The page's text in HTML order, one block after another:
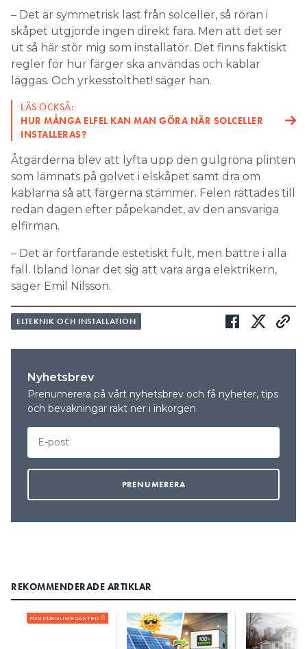
– Det är symmetrisk last från solceller, så röran i
skåpet utgjorde ingen direkt fara. Men att det ser
ut så här stör mig som installatör. Det finns faktiskt
regler för hur färger ska användas och kablar
läggas. Och yrkesstolthet! säger han.
LÄS OCKSÅ:
HUR MÅNGA ELFEL KAN MAN GÖRA NÄR SOLCELLER
INSTALLERAS?
Åtgärderna blev att lyfta upp den gulgröna plinten
som lämnats på golvet i elskåpet samt dra om
kablarna så att färgerna stämmer. Felen rättades till
redan dagen efter påpekandet, av den ansvariga
elfirman.
– Det är fortfarande estetiskt fult, men bättre i alla
fall. Ibland lönar det sig att vara arga elektrikern,
säger Emil Nilsson.
ELTEKNIK OCH INSTALLATION
Nyhetsbrev
Prenumerera på vårt nyhetsbrev och få nyheter, tips
och bevakningar rakt ner i inkorgen
REKOMMENDERADE ARTIKLAR
FÖR PRENUMERANTER